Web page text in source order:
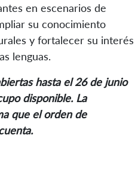
en escenarios de
su conocimiento
y fortalecer su interés
lenguas.
hasta el 26 de junio
disponible. La
que el orden de